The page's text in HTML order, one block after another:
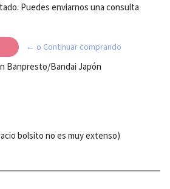
Puedes enviarnos una consulta
← o Continuar comprando
Banpresto/Bandai Japón
bolsito no es muy extenso)